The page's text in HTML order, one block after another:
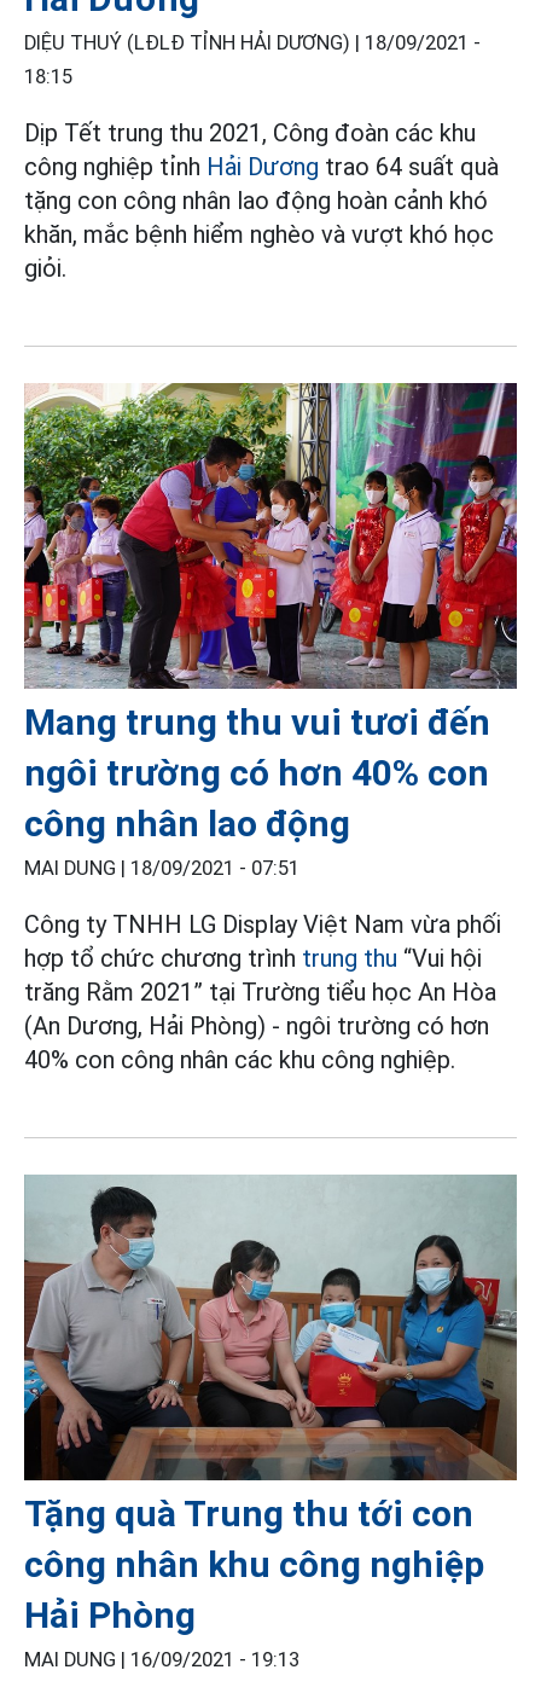
DIỆU THUÝ (LĐLĐ TỈNH HẢI DƯƠNG) | 18/09/2021 -
18:15
Dịp Tết trung thu 2021, Công đoàn các khu
công nghiệp tỉnh Hải Dương trao 64 suất quà
tặng con công nhân lao động hoàn cảnh khó
khăn, mắc bệnh hiểm nghèo và vượt khó học
giỏi.
Mang trung thu vui tươi đến
ngôi trường có hơn 40% con
công nhân lao động
MAI DUNG | 18/09/2021 - 07:51
Công ty TNHH LG Display Việt Nam vừa phối
hợp tổ chức chương trình trung thu “Vui hội
trăng Rằm 2021” tại Trường tiểu học An Hòa
(An Dương, Hải Phòng) - ngôi trường có hơn
40% con công nhân các khu công nghiệp.
Tặng quà Trung thu tới con
công nhân khu công nghiệp
Hải Phòng
MAI DUNG | 16/09/2021 - 19:13